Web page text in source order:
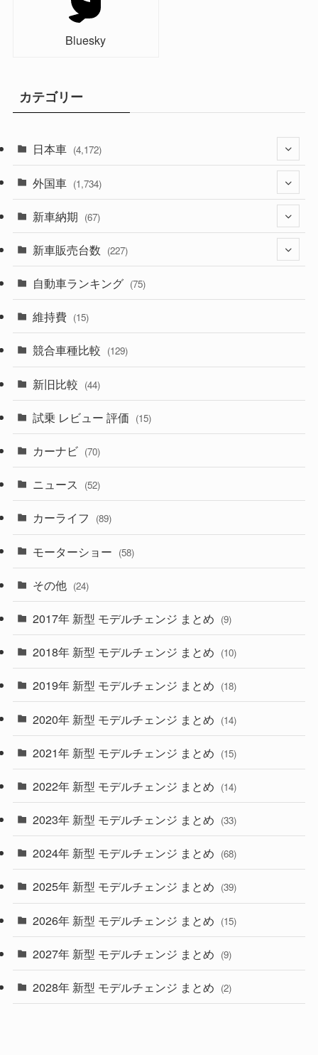
Bluesky
カテゴリー
日本車 (4,172)
(1,321)
(329)
(357)
(328)
(230)
(253)
外国車 (1,734)
(242)
(85)
(84)
(14)
(222)
(50)
(43)
(6)
(9)
(4)
(30)
(27)
(58)
(28)
(27)
(26)
(33)
(10)
(35)
(10)
(9)
(22)
(4)
(9)
(4)
(1)
新車納期 (67)
(28)
(8)
(3)
(3)
(5)
(1)
新車販売台数 (227)
(21)
(5)
(7)
(5)
自動車ランキング (75)
維持費 (15)
競合車種比較 (129)
新旧比較 (44)
試乗 レビュー 評価 (15)
カーナビ (70)
ニュース (52)
カーライフ (89)
モーターショー (58)
その他 (24)
2017年 新型 モデルチェンジ まとめ (9)
2018年 新型 モデルチェンジ まとめ (10)
2019年 新型 モデルチェンジ まとめ (18)
2020年 新型 モデルチェンジ まとめ (14)
2021年 新型 モデルチェンジ まとめ (15)
2022年 新型 モデルチェンジ まとめ (14)
2023年 新型 モデルチェンジ まとめ (33)
2024年 新型 モデルチェンジ まとめ (68)
2025年 新型 モデルチェンジ まとめ (39)
2026年 新型 モデルチェンジ まとめ (15)
2027年 新型 モデルチェンジ まとめ (9)
2028年 新型 モデルチェンジ まとめ (2)